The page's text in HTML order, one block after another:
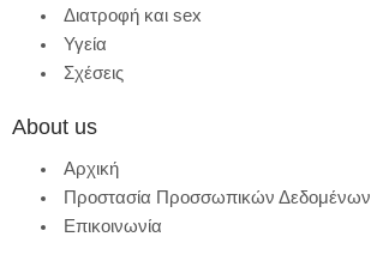
Διατροφή και sex
Υγεία
Σχέσεις
About us
Αρχική
Προστασία Προσσωπικών Δεδομένων
Επικοινωνία